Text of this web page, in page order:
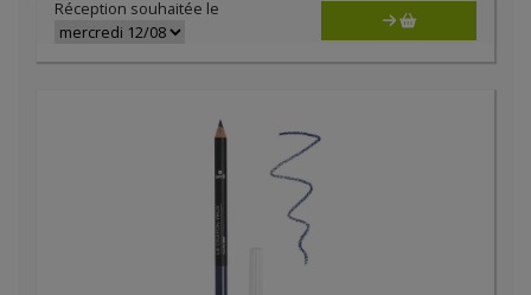
Réception souhaitée le